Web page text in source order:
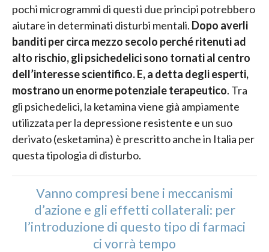
pochi microgrammi di questi due principi potrebbero
aiutare in determinati disturbi mentali. Dopo averli
banditi per circa mezzo secolo perché ritenuti ad
alto rischio, gli psichedelici sono tornati al centro
dell’interesse scientifico. E, a detta degli esperti,
mostrano un enorme potenziale terapeutico. Tra
gli psichedelici, la ketamina viene già ampiamente
utilizzata per la depressione resistente e un suo
derivato (esketamina) è prescritto anche in Italia per
questa tipologia di disturbo.
Vanno compresi bene i meccanismi
d’azione e gli effetti collaterali: per
l’introduzione di questo tipo di farmaci
ci vorrà tempo